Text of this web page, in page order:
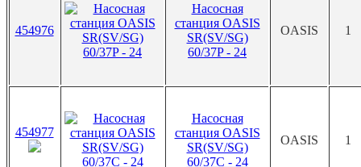
454976
Насосная
станция OASIS
SR(SV/SG)
60/37P - 24
OASIS 1
454977
Насосная
станция OASIS
SR(SV/SG)
60/37С - 24
OASIS 1